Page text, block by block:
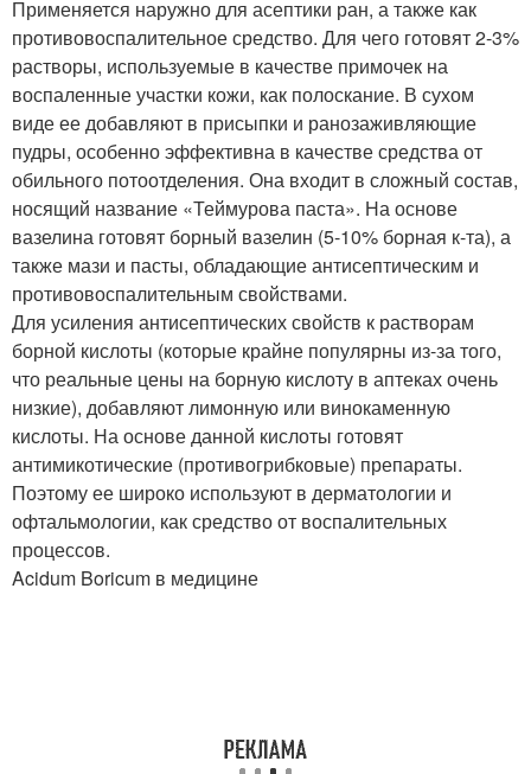
Применяется наружно для асептики ран, а также как
противовоспалительное средство. Для чего готовят 2-3%
растворы, используемые в качестве примочек на
воспаленные участки кожи, как полоскание. В сухом
виде ее добавляют в присыпки и ранозаживляющие
пудры, особенно эффективна в качестве средства от
обильного потоотделения. Она входит в сложный состав,
носящий название «Теймурова паста». На основе
вазелина готовят борный вазелин (5-10% борная к-та), а
также мази и пасты, обладающие антисептическим и
противовоспалительным свойствами.
Для усиления антисептических свойств к растворам
борной кислоты (которые крайне популярны из-за того,
что реальные цены на борную кислоту в аптеках очень
низкие), добавляют лимонную или винокаменную
кислоты. На основе данной кислоты готовят
антимикотические (противогрибковые) препараты.
Поэтому ее широко используют в дерматологии и
офтальмологии, как средство от воспалительных
процессов.
Acidum Boricum в медицине